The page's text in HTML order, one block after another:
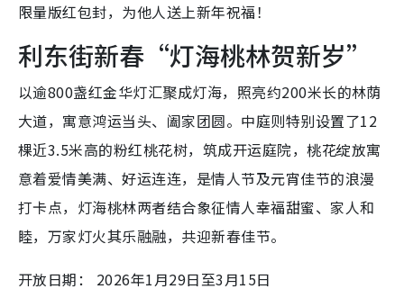
限量版红包封，为他人送上新年祝福！
利东街新春“灯海桃林贺新岁”
以逾800盏红金华灯汇聚成灯海，照亮约200米长的林荫
大道，寓意鸿运当头、阖家团圆。中庭则特别设置了12
棵近3.5米高的粉红桃花树，筑成开运庭院，桃花绽放寓
意着爱情美满、好运连连，是情人节及元宵佳节的浪漫
打卡点，灯海桃林两者结合象征情人幸福甜蜜、家人和
睦，万家灯火其乐融融，共迎新春佳节。
开放日期： 2026年1月29日至3月15日